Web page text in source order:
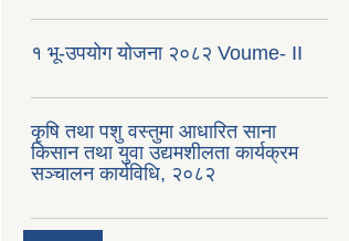
१ भू-उपयोग योजना २०८२ Voume- II
कृषि तथा पशु वस्तुमा आधारित साना
किसान तथा युवा उद्यमशीलता कार्यक्रम
सञ्चालन कार्यविधि, २०८२